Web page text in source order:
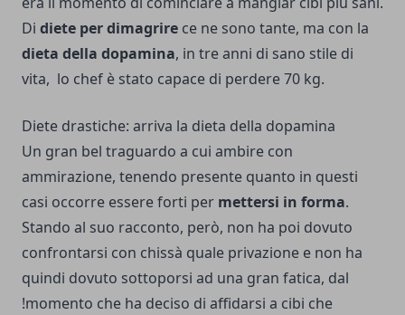
Di diete per dimagrire ce ne sono tante, ma con la
dieta della dopamina, in tre anni di sano stile di
vita, lo chef è stato capace di perdere 70 kg.
Diete drastiche: arriva la dieta della dopamina
Un gran bel traguardo a cui ambire con
ammirazione, tenendo presente quanto in questi
casi occorre essere forti per mettersi in forma.
Stando al suo racconto, però, non ha poi dovuto
confrontarsi con chissà quale privazione e non ha
quindi dovuto sottoporsi ad una gran fatica, dal
!momento che ha deciso di affidarsi a cibi che